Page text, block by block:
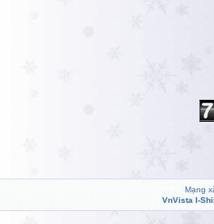
Mạng
VnVista I-